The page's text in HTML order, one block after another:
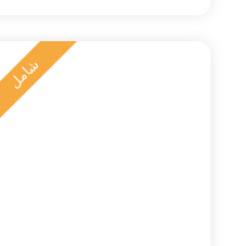
ش
ا
م
ل
ت
ر
ك
ي
ب